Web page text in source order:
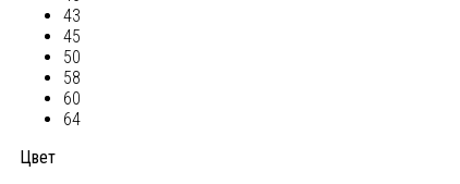
43
45
50
58
60
64
Цвет